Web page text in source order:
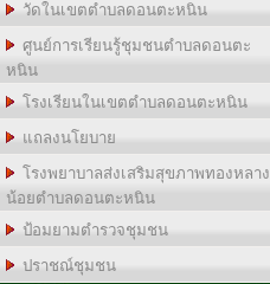
วัดในเขตตำบลดอนตะหนิน
ศูนย์การเรียนรู้ชุมชนตำบลดอนตะ
หนิน
โรงเรียนในเขตตำบลดอนตะหนิน
แถลงนโยบาย
โรงพยาบาลส่งเสริมสุขภาพทองหลาง
น้อยตำบลดอนตะหนิน
ป้อมยามตำรวจชุมชน
ปราชณ์ชุมชน